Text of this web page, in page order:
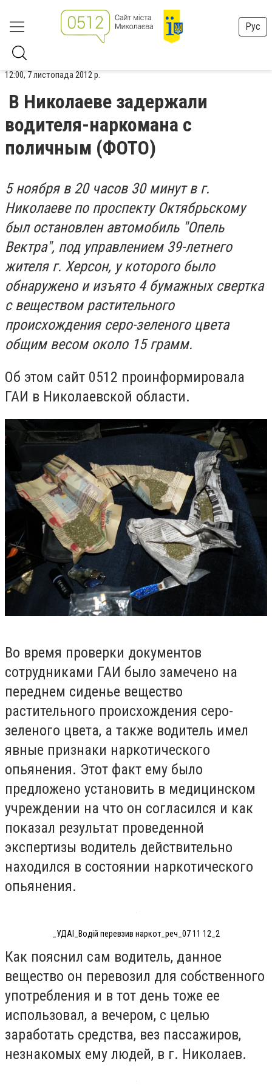
Рус
12:00, 7 листопада 2012 р.
В Николаеве задержали
водителя-наркомана с
поличным (ФОТО)
5 ноября в 20 часов 30 минут в г.
Николаеве по проспекту Октябрьскому
был остановлен автомобиль "Опель
Вектра", под управлением 39-летнего
жителя г. Херсон, у которого было
обнаружено и изъято 4 бумажных свертка
с веществом растительного
происхождения серо-зеленого цвета
общим весом около 15 грамм.
Об этом сайт 0512 проинформировала
ГАИ в Николаевской области.
Во время проверки документов
сотрудниками ГАИ было замечено на
переднем сиденье вещество
растительного происхождения серо-
зеленого цвета, а также водитель имел
явные признаки наркотического
опьянения. Этот факт ему было
предложено установить в медицинском
учреждении на что он согласился и как
показал результат проведенной
экспертизы водитель действительно
находился в состоянии наркотического
опьянения.
_УДАІ_Водій перевзив наркот_реч_07 11 12_2
Как пояснил сам водитель, данное
вещество он перевозил для собственного
употребления и в тот день тоже ее
использовал, а вечером, с целью
заработать средства, вез пассажиров,
незнакомых ему людей, в г. Николаев.